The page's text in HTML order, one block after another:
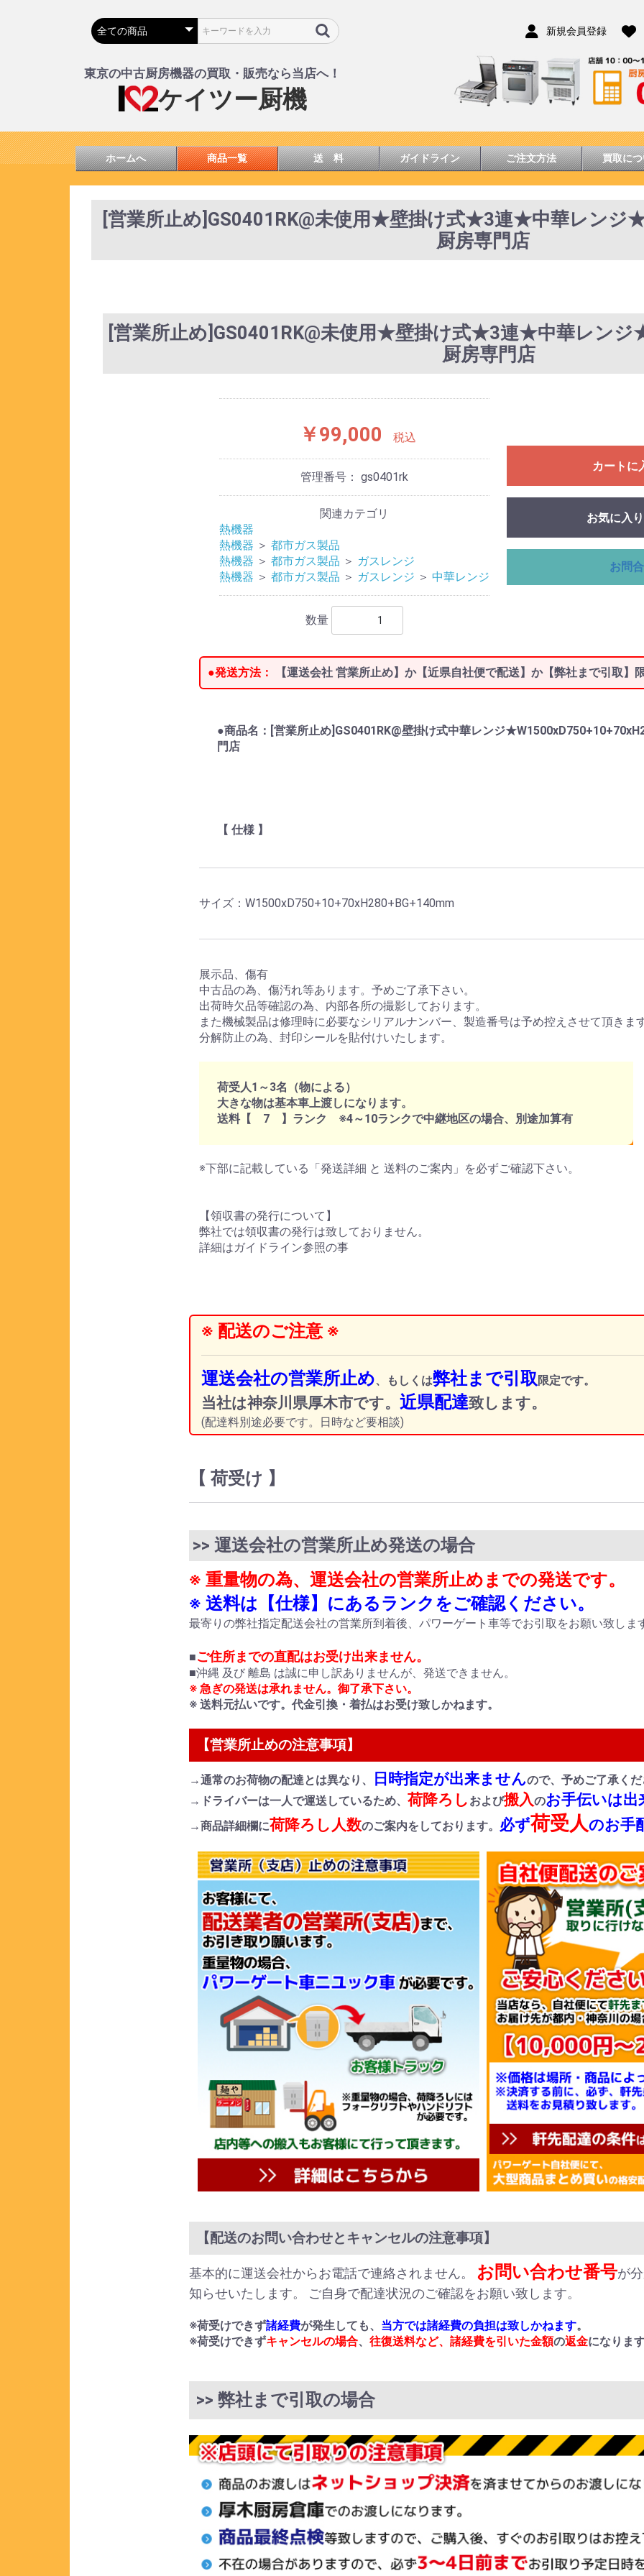
新規会員登録
東京の中古厨房機器の買取・販売なら当店へ！
ケイツー厨機
ホームへ 商品一覧 送 料 ガイドライン ご注文方法 買取に
[営業所止め]GS0401RK@未使用★壁掛け式★3連★中華レン
厨房専門店
[営業所止め]GS0401RK@未使用★壁掛け式★3連★中華レン
厨房専門店
￥99,000 税込
管理番号： gs0401rk
関連カテゴリ
熱機器
熱機器 ＞ 都市ガス製品
熱機器 ＞ 都市ガス製品 ＞ ガスレンジ
熱機器 ＞ 都市ガス製品 ＞ ガスレンジ ＞ 中華レンジ
数量
カートに
お気に入
お問
●発送方法： 【運送会社 営業所止め】か【近県自社便で配送】か【弊社まで引取】
●商品名：[営業所止め]GS0401RK@壁掛け式中華レンジ
門店
【 仕様 】
サイズ：W1500xD750+10+70xH280+BG+140mm
展示品、傷有
中古品の為、傷汚れ等あります。予めご了承下さい。
出荷時欠品等確認の為、内部各所の撮影しております。
また機械製品は修理時に必要なシリアルナンバー、製造番号は予め控えさせて頂きま
分解防止の為、封印シールを貼付けいたします。
荷受人1～3名（物による）
大きな物は基本車上渡しになります。
送料【 7 】ランク ※4～10ランクで中継地区の場合、別途加算有
※下部に記載している「発送詳細 と 送料のご案内」を必ずご確認下さい。
【領収書の発行について】
弊社では領収書の発行は致しておりません。
詳細はガイドライン参照の事
※ 配送のご注意 ※
運送会社の営業所止め、もしくは弊社まで引取限定です。
当社は神奈川県厚木市です。近県配達致します。
(配達料別途必要です。日時など要相談)
【 荷受け 】
>> 運送会社の営業所止め発送の場合
※ 重量物の為、運送会社の営業所止めまでの発送です。
※ 送料は【仕様】にあるランクをご確認ください。
最寄りの弊社指定配送会社の営業所到着後、パワーゲート車等でお引取をお願い致しま
■ご住所までの直配はお受け出来ません。
■沖縄 及び 離島 は誠に申し訳ありませんが、発送できません。
※ 急ぎの発送は承れません。御了承下さい。
※ 送料元払いです。代金引換・着払はお受け致しかねます。
【営業所止めの注意事項】
→通常のお荷物の配達とは異なり、 日時指定が出来ませんので、予めご了承く
→ドライバーは一人で運送しているため、荷降ろし および搬入のお手伝いは出
→商品詳細欄に荷降ろし人数のご案内をしております。 必ず荷受人のお手
【配送のお問い合わせとキャンセルの注意事項】
基本的に運送会社からお電話で連絡されません。 お問い合わせ番号が
知らせいたします。 ご自身で配達状況のご確認をお願い致します。
※荷受けできず諸経費が発生しても、 当方では諸経費の負担は致しかねます。
※荷受けできずキャンセルの場合、往復送料など、諸経費を引いた金額の返金になりま
>> 弊社まで引取の場合